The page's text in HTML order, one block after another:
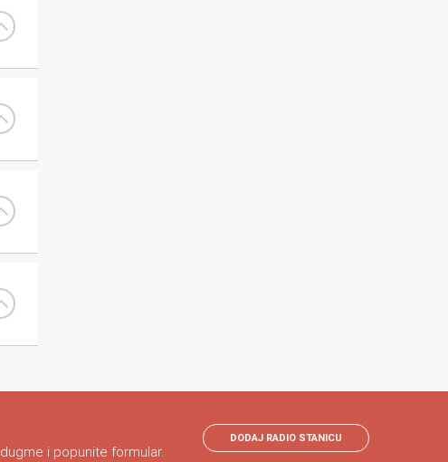
i popunite formular.
DODAJ RADIO STANICU